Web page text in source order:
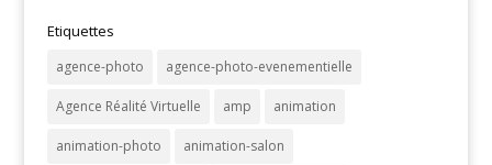
Etiquettes
agence-photo agence-photo-evenementielle
Agence Réalité Virtuelle amp animation
animation-photo animation-salon